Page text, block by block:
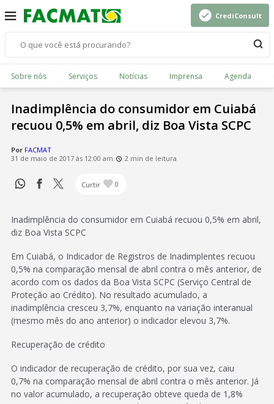
CrediConsult
Sobre nós Serviços Notícias Imprensa Agenda
Inadimplência do consumidor em Cuiabá
recuou 0,5% em abril, diz Boa Vista SCPC
Por FACMAT
31 de maio de 2017 às 12:00 am
2 min de leitura
Curtir 0
Inadimplência do consumidor em Cuiabá recuou 0,5% em abril,
diz Boa Vista SCPC
Em Cuiabá, o Indicador de Registros de Inadimplentes recuou
0,5% na comparação mensal de abril contra o mês anterior, de
acordo com os dados da Boa Vista SCPC (Serviço Central de
Proteção ao Crédito). No resultado acumulado, a
inadimplência cresceu 3,7%, enquanto na variação interanual
(mesmo mês do ano anterior) o indicador elevou 3,7%.
Recuperação de crédito
O indicador de recuperação de crédito, por sua vez, caiu
0,7% na comparação mensal de abril contra o mês anterior. Já
no valor acumulado, a recuperação obteve queda de 1,8%